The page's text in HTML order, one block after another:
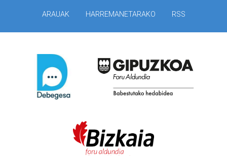
ARAUAK HARREMANETARAKO RSS